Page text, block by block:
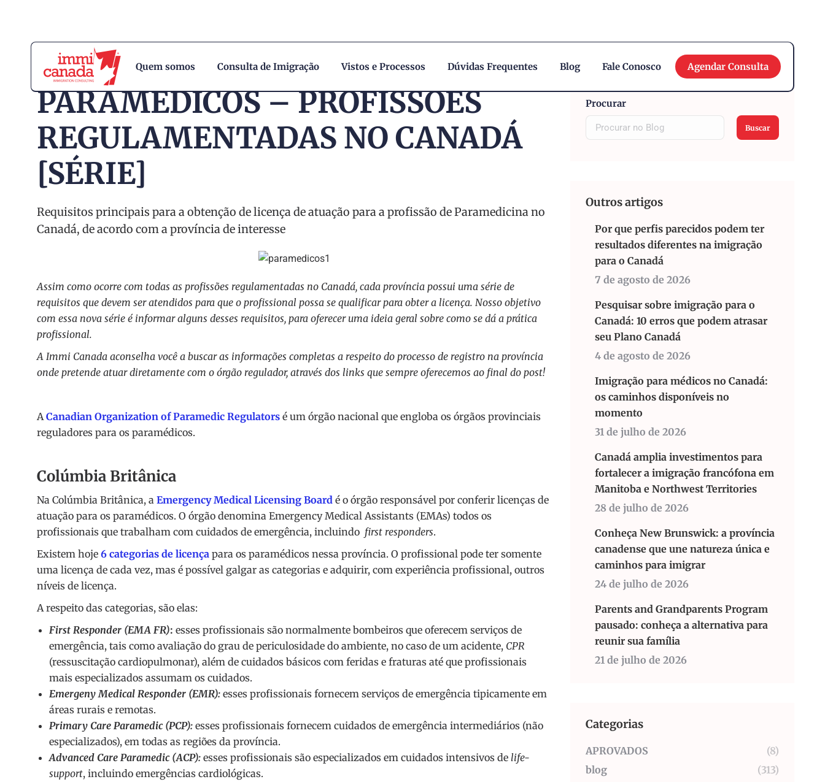
Quem somos Consulta de Imigração Vistos e Processos Dúvidas Frequentes Blog Fale Conosco Agendar Consulta
PARAMÉDICOS – PROFISSÕES
REGULAMENTADAS NO CANADÁ
[SÉRIE]
Requisitos principais para a obtenção de licença de atuação para a profissão de Paramedicina no
Canadá, de acordo com a província de interesse
Assim como ocorre com todas as profissões regulamentadas no Canadá, cada província possui uma série de
requisitos que devem ser atendidos para que o profissional possa se qualificar para obter a licença. Nosso objetivo
com essa nova série é informar alguns desses requisitos, para oferecer uma ideia geral sobre como se dá a prática
profissional.
A Immi Canada aconselha você a buscar as informações completas a respeito do processo de registro na província
onde pretende atuar diretamente com o órgão regulador, através dos links que sempre oferecemos ao final do post!
ACanadian Organization of Paramedic Regulators é um órgão nacional que engloba os órgãos provinciais
reguladores para os paramédicos.
Colúmbia Britânica
Na Colúmbia Britânica, a Emergency Medical Licensing Board é o órgão responsável por conferir licenças de
atuação para os paramédicos. O órgão denomina Emergency Medical Assistants (EMAs) todos os
profissionais que trabalham com cuidados de emergência, incluindo first responders.
Existem hoje 6 categorias de licença para os paramédicos nessa província. O profissional pode ter somente
uma licença de cada vez, mas é possível galgar as categorias e adquirir, com experiência profissional, outros
níveis de licença.
A respeito das categorias, são elas:
First Responder (EMA FR): esses profissionais são normalmente bombeiros que oferecem serviços de
emergência, tais como avaliação do grau de periculosidade do ambiente, no caso de um acidente, CPR
(ressuscitação cardiopulmonar), além de cuidados básicos com feridas e fraturas até que profissionais
mais especializados assumam os cuidados.
Emergeny Medical Responder (EMR): esses profissionais fornecem serviços de emergência tipicamente em
áreas rurais e remotas.
Primary Care Paramedic (PCP): esses profissionais fornecem cuidados de emergência intermediários (não
especializados), em todas as regiões da província.
Advanced Care Paramedic (ACP): esses profissionais são especializados em cuidados intensivos de life-
support, incluindo emergências cardiológicas.
Procurar
Buscar
Outros artigos
Por que perfis parecidos podem ter
resultados diferentes na imigração
para o Canadá
7 de agosto de 2026
Pesquisar sobre imigração para o
Canadá: 10 erros que podem atrasar
seu Plano Canadá
4 de agosto de 2026
Imigração para médicos no Canadá:
os caminhos disponíveis no
momento
31 de julho de 2026
Canadá amplia investimentos para
fortalecer a imigração francófona em
Manitoba e Northwest Territories
28 de julho de 2026
Conheça New Brunswick: a província
canadense que une natureza única e
caminhos para imigrar
24 de julho de 2026
Parents and Grandparents Program
pausado: conheça a alternativa para
reunir sua família
21 de julho de 2026
Categorias
APROVADOS
(8)
blog
(313)